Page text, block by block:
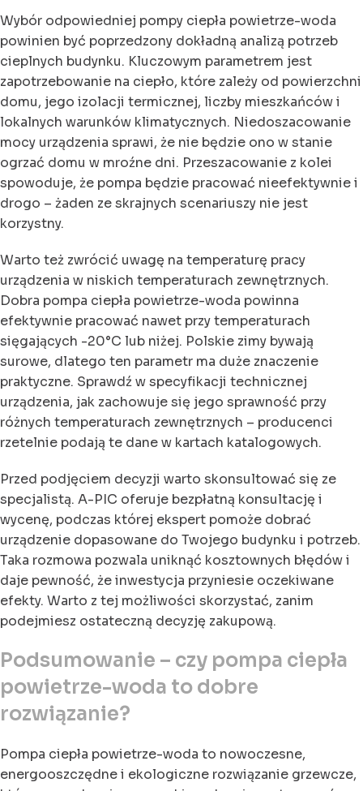
Wybór odpowiedniej pompy ciepła powietrze-woda
powinien być poprzedzony dokładną analizą potrzeb
cieplnych budynku. Kluczowym parametrem jest
zapotrzebowanie na ciepło, które zależy od powierzchni
domu, jego izolacji termicznej, liczby mieszkańców i
lokalnych warunków klimatycznych. Niedoszacowanie
mocy urządzenia sprawi, że nie będzie ono w stanie
ogrzać domu w mroźne dni. Przeszacowanie z kolei
spowoduje, że pompa będzie pracować nieefektywnie i
drogo – żaden ze skrajnych scenariuszy nie jest
korzystny.
Warto też zwrócić uwagę na temperaturę pracy
urządzenia w niskich temperaturach zewnętrznych.
Dobra pompa ciepła powietrze-woda powinna
efektywnie pracować nawet przy temperaturach
sięgających -20°C lub niżej. Polskie zimy bywają
surowe, dlatego ten parametr ma duże znaczenie
praktyczne. Sprawdź w specyfikacji technicznej
urządzenia, jak zachowuje się jego sprawność przy
różnych temperaturach zewnętrznych – producenci
rzetelnie podają te dane w kartach katalogowych.
Przed podjęciem decyzji warto skonsultować się ze
specjalistą. A-PIC oferuje bezpłatną konsultację i
wycenę, podczas której ekspert pomoże dobrać
urządzenie dopasowane do Twojego budynku i potrzeb.
Taka rozmowa pozwala uniknąć kosztownych błędów i
daje pewność, że inwestycja przyniesie oczekiwane
efekty. Warto z tej możliwości skorzystać, zanim
podejmiesz ostateczną decyzję zakupową.
Podsumowanie – czy pompa ciepła
powietrze-woda to dobre
rozwiązanie?
Pompa ciepła powietrze-woda to nowoczesne,
energooszczędne i ekologiczne rozwiązanie grzewcze,